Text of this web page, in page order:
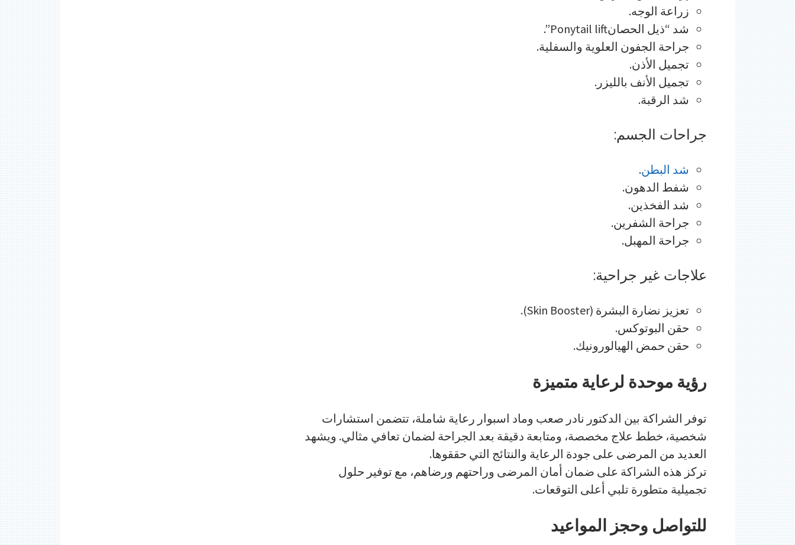
زراعة الوجه.
شد “ذيل الحصانPonytail lift”.
جراحة الجفون العلوية والسفلية.
تجميل الأذن.
تجميل الأنف بالليزر.
شد الرقبة.
جراحات الجسم:
شد البطن.
شفط الدهون.
شد الفخذين.
جراحة الشفرين.
جراحة المهبل.
علاجات غير جراحية:
تعزيز نضارة البشرة (Skin Booster).
حقن البوتوكس.
حقن حمض الهيالورونيك.
رؤية موحدة لرعاية متميزة
توفر الشراكة بين الدكتور نادر صعب وماد اسبوار رعاية شاملة، تتضمن استشارات
شخصية، خطط علاج مخصصة، ومتابعة دقيقة بعد الجراحة لضمان تعافي مثالي. ويشهد
العديد من المرضى على جودة الرعاية والنتائج التي حققوها.
تركز هذه الشراكة على ضمان أمان المرضى وراحتهم ورضاهم، مع توفير حلول
تجميلية متطورة تلبي أعلى التوقعات.
للتواصل وحجز المواعيد